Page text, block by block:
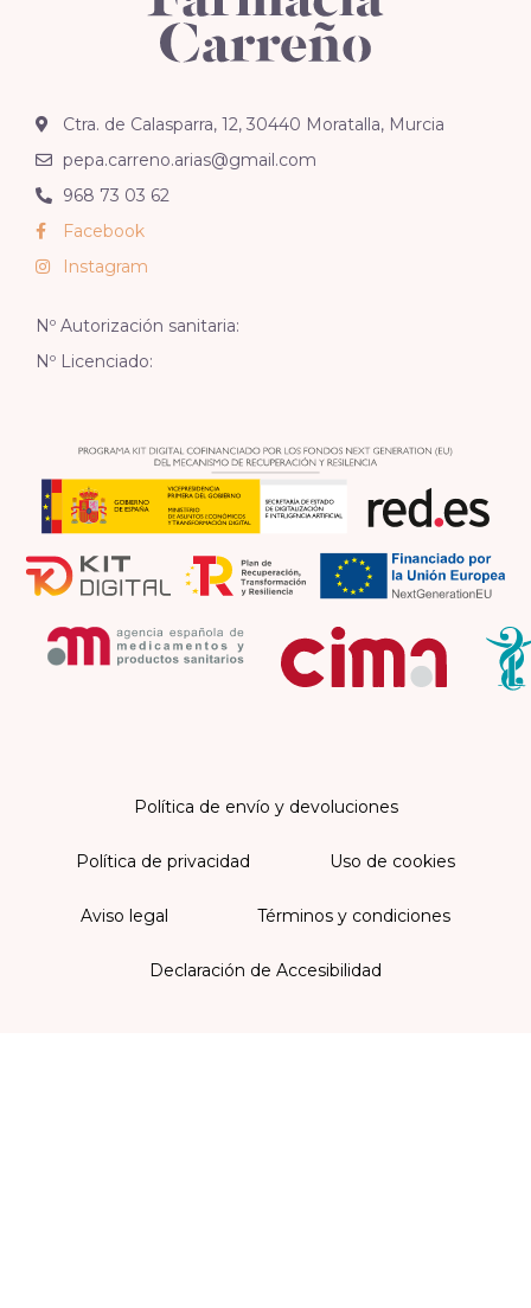
Ctra. de Calasparra, 12, 30440 Moratalla, Murcia
pepa.carreno.arias@gmail.com
968 73 03 62
Facebook
Instagram
Nº Autorización sanitaria:
Nº Licenciado:
Política de envío y devoluciones
Política de privacidad Uso de cookies
Aviso legal Términos y condiciones
Declaración de Accesibilidad